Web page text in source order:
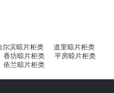
尔滨晾片柜类
道里晾片柜类
香坊晾片柜类
平房晾片柜类
依兰晾片柜类